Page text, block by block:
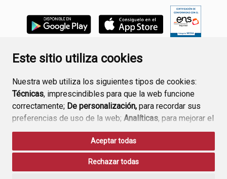
Este sitio utiliza cookies
Nuestra web utiliza los siguientes tipos de cookies:
Técnicas, imprescindibles para que la web funcione
correctamente; De personalización, para recordar sus
preferencias de uso de la web; Analíticas, para mejorar el
funcionamiento de la web y sus servicios.
Si acepta pulsando el botón“Aceptar todas”
consideramos que acepta su uso. Si pulsa el botón
Aceptar todas
Rechazar todas